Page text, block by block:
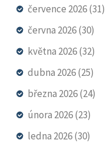
července 2026(31)
června 2026(30)
května 2026(32)
dubna 2026(25)
března 2026(24)
února 2026(23)
ledna 2026(30)